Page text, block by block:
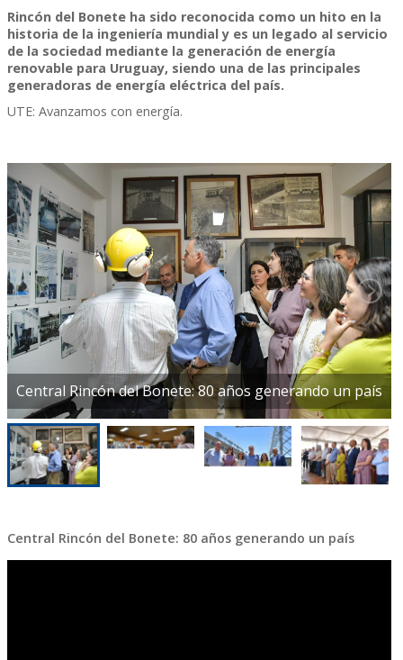
Rincón del Bonete ha sido reconocida como un hito en la
historia de la ingeniería mundial y es un legado al servicio
de la sociedad mediante la generación de energía
renovable para Uruguay, siendo una de las principales
generadoras de energía eléctrica del país.
UTE: Avanzamos con energía.
Central Rincón del Bonete: 80 años generando un país
Central Rincón del Bonete: 80 años generando un país